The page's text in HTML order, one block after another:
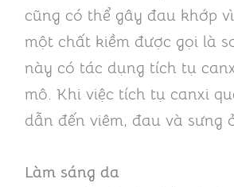
cũng có thể gây đau khớp
một chất kiềm được gọi là
này có tác dụng tích tụ
mô. Khi việc tích tụ canxi
dẫn đến viêm, đau và sưng
Làm sáng da